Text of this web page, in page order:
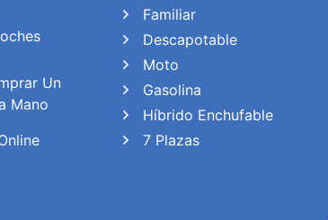
Un
Mano
Familiar
Descapotable
Moto
Gasolina
Híbrido Enchufable
7 Plazas